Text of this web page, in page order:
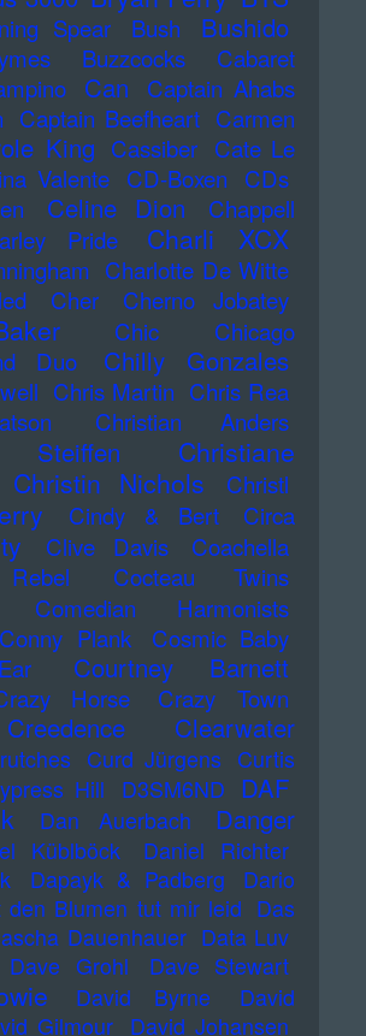
Spear Bush Bushido
Buzzcocks
Cabaret
Can
Captain Ahabs
Captain Beefheart Carmen
King Cassiber Cate Le
Valente CD-Boxen
CDs
Celine Dion
Chappell
Pride Charli XCX
Charlotte De Witte
Cher Cherno Jobatey
Chic
Chicago
Duo
Chilly Gonzales
Chris Martin Chris Rea
Christian Anders
Steiffen
Christiane
Christin Nichols Christl
Cindy & Bert
Circa
Clive Davis
Coachella
Cocteau Twins
Comedian Harmonists
Conny Plank
Cosmic Baby
Courtney Barnett
Horse Crazy Town
Creedence Clearwater
Curd Jürgens Curtis
Hill D3SM6ND DAF
Dan Auerbach
Danger
Küblböck
Daniel Richter
Dapayk & Padberg
Dario
den Blumen tut mir leid Das
Dauenhauer Data Luv
Dave Grohl Dave Stewart
David Byrne
David
Gilmour
David Johansen